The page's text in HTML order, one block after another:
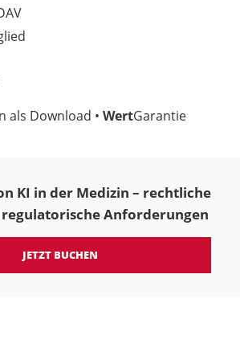
als Download • WertGarantie
KI in der Medizin – rechtliche
regulatorische Anforderungen
JETZT BUCHEN